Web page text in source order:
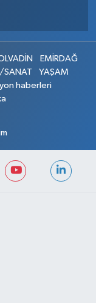
EMİRDAĞ
SANAT
YAŞAM
haberleri